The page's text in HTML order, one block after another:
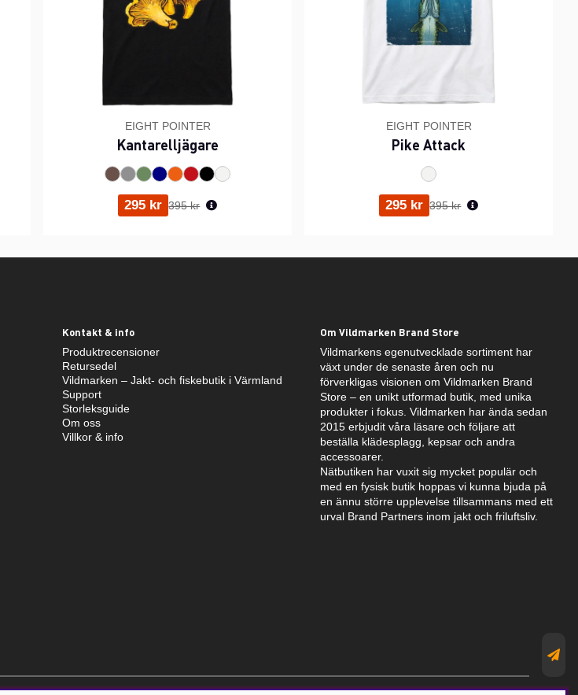
EIGHT POINTER
Kantarelljägare
295 kr Ordinarie pris:
395 kr
EIGHT POINTER
Pike Attack
295 kr Ordinarie pris:
395 kr
Kontakt & info
Produktrecensioner
Retursedel
Vildmarken – Jakt- och fiskebutik i Värmland
Support
Storleksguide
Om oss
Villkor & info
Om Vildmarken Brand Store
Vildmarkens egenutvecklade sortiment har
växt under de senaste åren och nu
förverkligas visionen om Vildmarken Brand
Store – en unikt utformad butik, med unika
produkter i fokus. Vildmarken har ända sedan
2015 erbjudit våra läsare och följare att
beställa klädesplagg, kepsar och andra
accessoarer.
Nätbutiken har vuxit sig mycket populär och
med en fysisk butik hoppas vi kunna bjuda på
en ännu större upplevelse tillsammans med ett
urval Brand Partners inom jakt och friluftsliv.